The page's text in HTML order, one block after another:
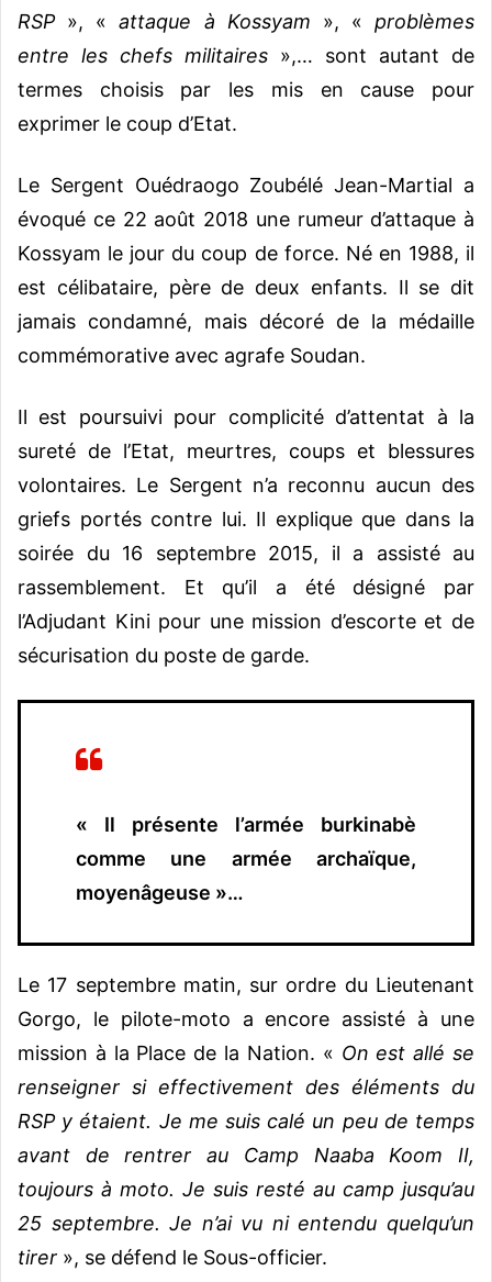
RSP», «attaque à Kossyam », « problèmes
entre les chefs militaires »,… sont autant de
termes choisis par les mis en cause pour
exprimer le coup d’Etat.
Le Sergent Ouédraogo Zoubélé Jean-Martial a
évoqué ce 22 août 2018 une rumeur d’attaque à
Kossyam le jour du coup de force. Né en 1988, il
est célibataire, père de deux enfants. Il se dit
jamais condamné, mais décoré de la médaille
commémorative avec agrafe Soudan.
Il est poursuivi pour complicité d’attentat à la
sureté de l’Etat, meurtres, coups et blessures
volontaires. Le Sergent n’a reconnu aucun des
griefs portés contre lui. Il explique que dans la
soirée du 16 septembre 2015, il a assisté au
rassemblement. Et qu’il a été désigné par
l’Adjudant Kini pour une mission d’escorte et de
sécurisation du poste de garde.
« Il présente l’armée burkinabè
comme une armée archaïque,
moyenâgeuse »…
Le 17 septembre matin, sur ordre du Lieutenant
Gorgo, le pilote-moto a encore assisté à une
mission à la Place de la Nation. « On est allé se
renseigner si effectivement des éléments du
RSP y étaient. Je me suis calé un peu de temps
avant de rentrer au Camp Naaba Koom II,
toujours à moto. Je suis resté au camp jusqu’au
25 septembre. Je n’ai vu ni entendu quelqu’un
tirer », se défend le Sous-officier.